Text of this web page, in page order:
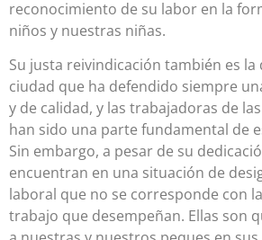
reconocimiento de su labor en la
niños y nuestras niñas.
Su justa reivindicación también es la
ciudad que ha defendido siempre
y de calidad, y las trabajadoras de
han sido una parte fundamental de
Sin embargo, a pesar de su
encuentran en una situación de
laboral que no se corresponde con
trabajo que desempeñan. Ellas son